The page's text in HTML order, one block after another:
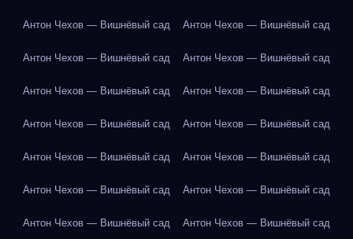
Антон Чехов — Вишнёвый сад Антон Чехов — Вишнёвый сад
Антон Чехов — Вишнёвый сад Антон Чехов — Вишнёвый сад
Антон Чехов — Вишнёвый сад Антон Чехов — Вишнёвый сад
Антон Чехов — Вишнёвый сад Антон Чехов — Вишнёвый сад
Антон Чехов — Вишнёвый сад Антон Чехов — Вишнёвый сад
Антон Чехов — Вишнёвый сад Антон Чехов — Вишнёвый сад
Антон Чехов — Вишнёвый сад Антон Чехов — Вишнёвый сад